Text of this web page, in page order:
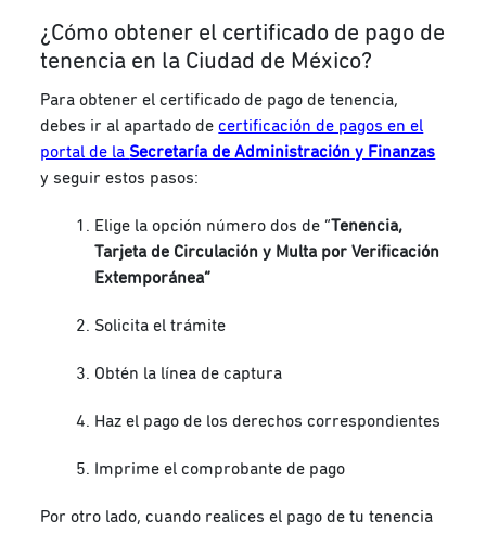
¿Cómo obtener el certificado de pago de
tenencia en la Ciudad de México?
Para obtener el certificado de pago de tenencia,
debes ir al apartado decertificación de pagos en el
portal de la Secretaría de Administración y Finanzas
yseguir estos pasos:
Elige la opción número dos de “Tenencia,
Tarjeta de Circulación y Multa por Verificación
Extemporánea”
Solicita el trámite
Obtén la línea de captura
Haz el pago de los derechos correspondientes
Imprime el comprobante de pago
Por otro lado, cuando realices el pago de tu tenencia